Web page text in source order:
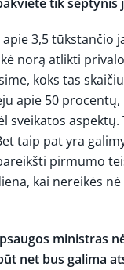
3,5 tūkstančio
norą atlikti
koks tas
apie 50
sveikatos aspektų.
taip pat yra
pirmumo
kai nereikės
ministras
net bus galima